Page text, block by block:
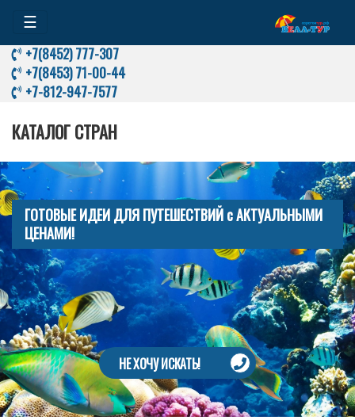
☰
+7(8452) 777-307
+7(8453) 71-00-44
+7-812-947-7577
КАТАЛОГ СТРАН
ГОТОВЫЕ ИДЕИ ДЛЯ ПУТЕШЕСТВИЙ с АКТУАЛЬНЫМИ
ЦЕНАМИ!
НЕ ХОЧУ ИСКАТЬ!